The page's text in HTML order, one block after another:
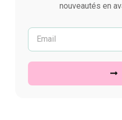
nouveautés en